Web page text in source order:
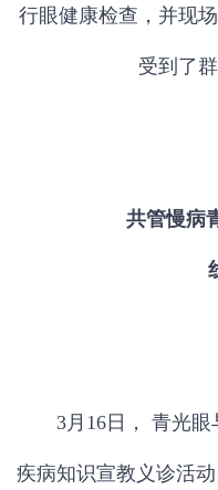
行眼健康检查，并现
受到了
共管慢病
3月16日， 青光
疾病知识宣教义诊活